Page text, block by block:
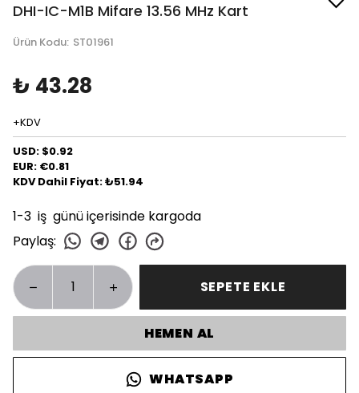
DHI-IC-M1B Mifare 13.56 MHz Kart
Ürün Kodu: ST01961
₺ 43.28
+KDV
USD: $0.92
EUR: €0.81
KDV Dahil Fiyat: ₺51.94
1-3 iş günü içerisinde kargoda
Paylaş:
SEPETE EKLE
HEMEN AL
WHATSAPP